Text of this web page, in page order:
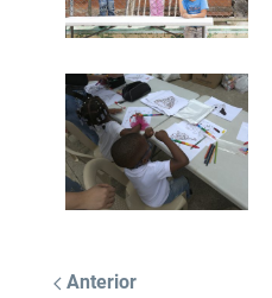
Anterior